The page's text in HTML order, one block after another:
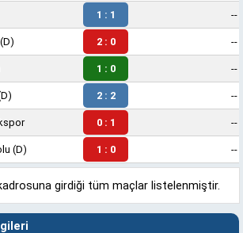
1 : 1 --
(D) 2 : 0 --
1 : 0 --
2 : 2 --
0 : 1 --
(D) 1 : 0 --
girdiği tüm maçlar listelenmiştir.